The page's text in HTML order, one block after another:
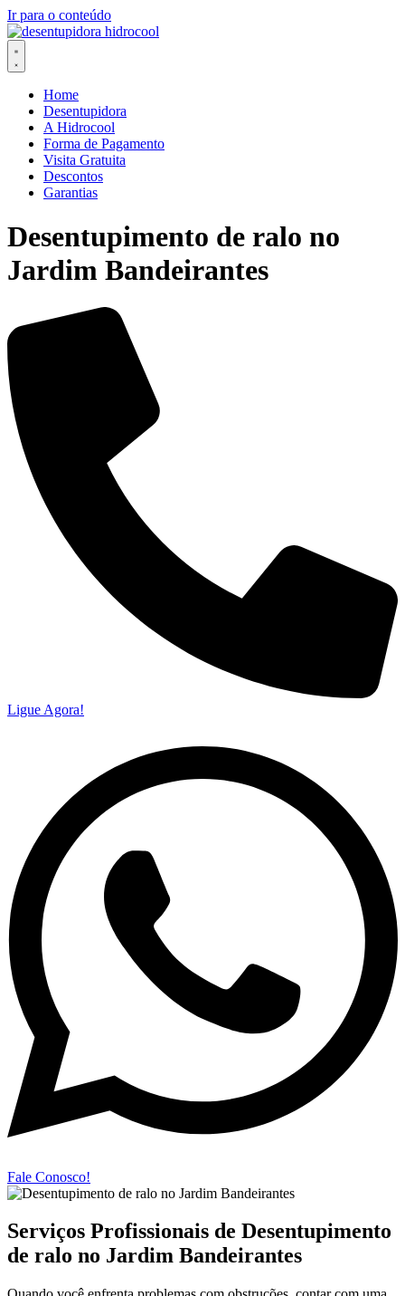
Ir para o conteúdo
Home
Desentupidora
A Hidrocool
Forma de Pagamento
Visita Gratuita
Descontos
Garantias
Desentupimento de ralo no
Jardim Bandeirantes
Ligue Agora!
Fale Conosco!
Serviços Profissionais de Desentupimento
de ralo no Jardim Bandeirantes